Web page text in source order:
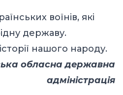
воїнів, які
державу.
нашого народу.
обласна державна
адміністрація